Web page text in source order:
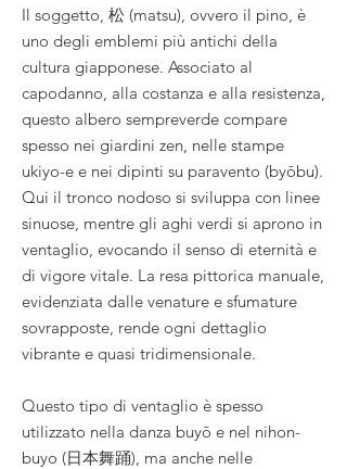
Il soggetto, 松 (matsu), ovvero il pino, è
uno degli emblemi più antichi della
cultura giapponese. Associato al
capodanno, alla costanza e alla resistenza,
questo albero sempreverde compare
spesso nei giardini zen, nelle stampe
ukiyo-e e nei dipinti su paravento (byōbu).
Qui il tronco nodoso si sviluppa con linee
sinuose, mentre gli aghi verdi si aprono in
ventaglio, evocando il senso di eternità e
di vigore vitale. La resa pittorica manuale,
evidenziata dalle venature e sfumature
sovrapposte, rende ogni dettaglio
vibrante e quasi tridimensionale.
Questo tipo di ventaglio è spesso
utilizzato nella danza buyō e nel nihon-
buyo (日本舞踊), ma anche nelle